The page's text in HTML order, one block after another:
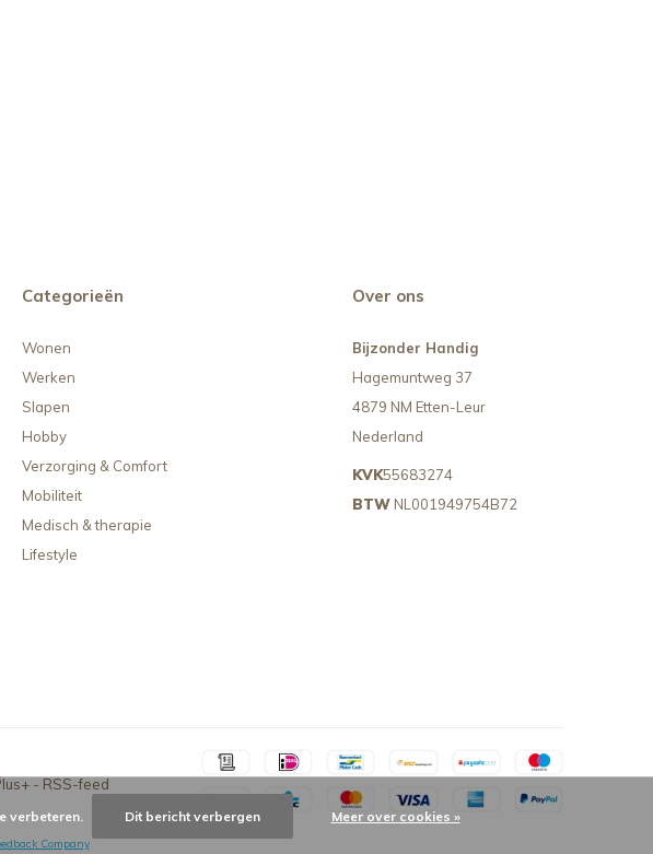
Categorieën
Wonen
Werken
Slapen
Hobby
Verzorging & Comfort
Mobiliteit
Medisch & therapie
Lifestyle
Over ons
Bijzonder Handig
Hagemuntweg 37
4879 NM Etten-Leur
Nederland
KVK55683274
BTW NL001949754B72
- RSS-feed
Company
verbeteren. Dit bericht verbergen Meer over cookies »